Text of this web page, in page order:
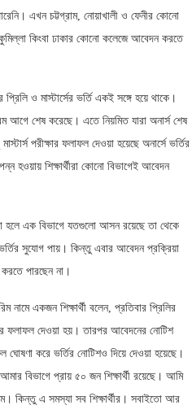
এখন চট্টগ্রাম, নোয়াখালী ও ফেনীর কোনো
কিংবা ঢাকার কোনো কলেজে আবেদন করতে
ও মাস্টার্সের ভর্তি একই সঙ্গে হয়ে থাকে।
আগে শেষ করেছে। এতে নিয়মিত যারা অনার্স শেষ
পরীক্ষার ফলাফল দেওয়া হয়েছে অনার্সে ভর্তির
হওয়ায় শিক্ষার্থীরা কোনো বিভাগেই আবেদন
হলে এক বিভাগে যতগুলো আসন রয়েছে তা থেকে
ভর্তির সুযোগ পায়। কিন্তু এবার আবেদন প্রক্রিয়া
করতে পারছেন না।
নামে একজন শিক্ষার্থী বলেন, প্রতিবার প্রিলির
ফলাফল দেওয়া হয়। তারপর আবেদনের নোটিশ
করে ভর্তির নোটিশও দিয়ে দেওয়া হয়েছে।
আমার বিভাগে প্রায় ৫০ জন শিক্ষার্থী রয়েছে। আমি
কিন্তু এ সমস্যা সব শিক্ষার্থীর। সবাইতো আর